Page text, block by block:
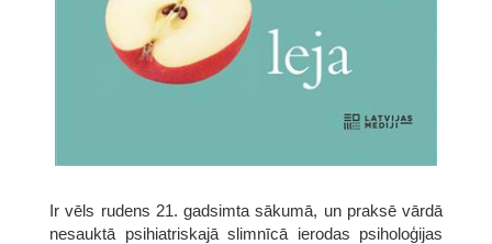
Ir vēls rudens 21. gadsimta sākumā, un praksē vārdā
nesauktā psihiatriskajā slimnīcā ierodas psiholoģijas